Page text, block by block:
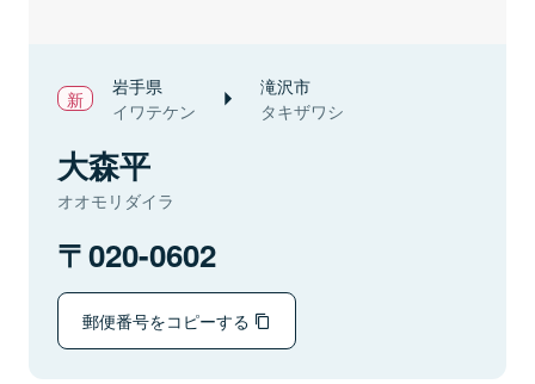
岩手県
イワテケン
滝沢市
タキザワシ
大森平
オオモリダイラ
020-0602
郵便番号をコピーする